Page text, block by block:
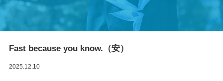
Fast because you know.（安）
2025.12.10